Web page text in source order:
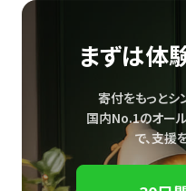
まずは体
寄付をもっとシ
国内No.1のオー
で、支援